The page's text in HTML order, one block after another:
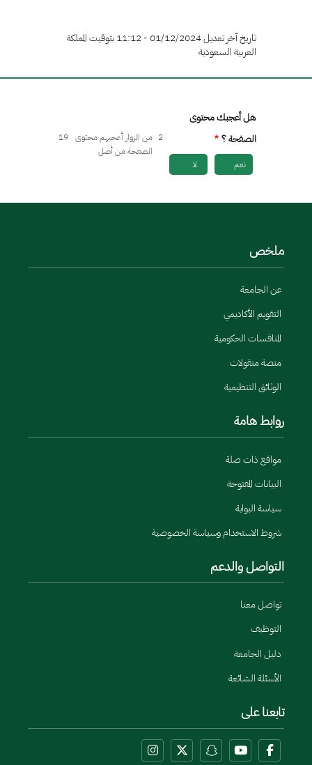
تاريخ آخر تعديل 01/12/2024 - 11:12 بتوقيت المملكة
العربية السعودية
هل أعجبك محتوى
الصفحة ؟
نعم لا
2 من الزوار أعجبهم محتوى
الصفحة من أصل
19
ملخص
عن الجامعة
التقويم الأكاديمي
المنافسات الحكومية
منصة منقولات
الوثائق التنظيمية
روابط هامة
مواقع ذات صلة
البيانات المفتوحة
سياسة البوابة
شروط الاستخدام وسياسة الخصوصية
التواصل والدعم
تواصل معنا
التوظيف
دليل الجامعة
الأسئلة الشائعة
تابعنا على